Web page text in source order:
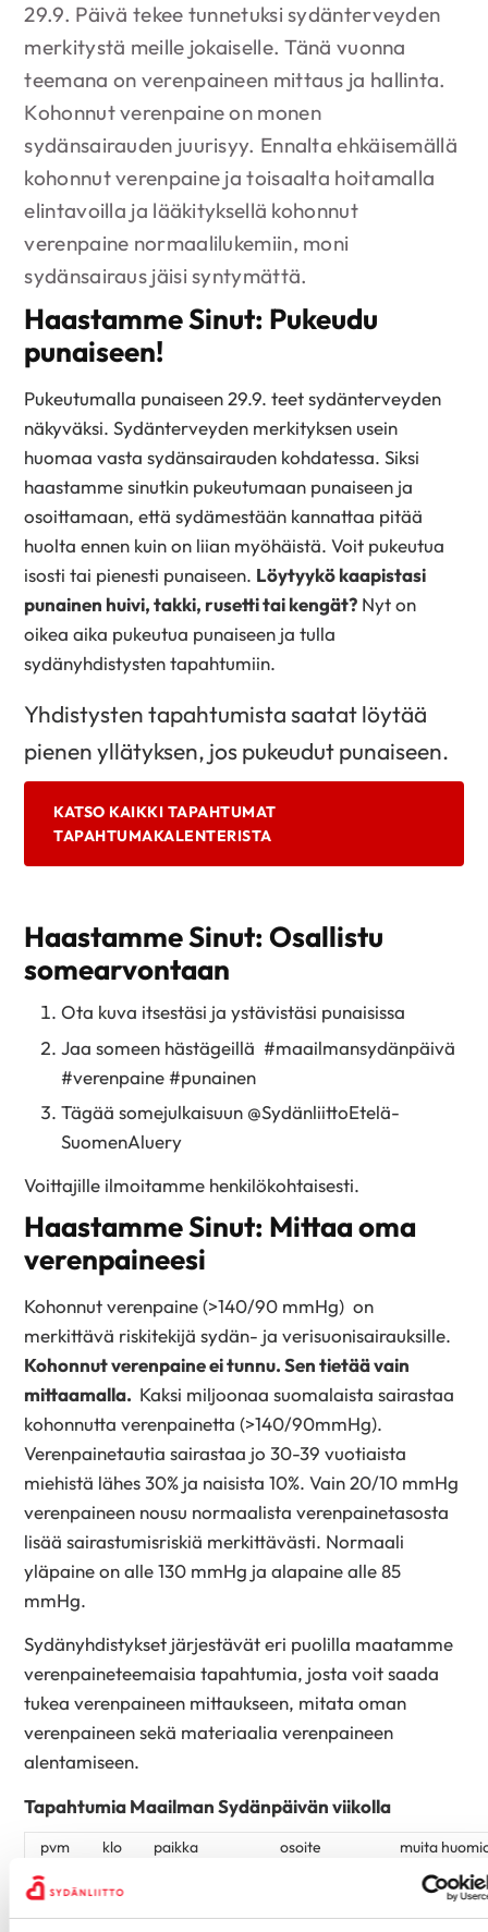
29.9. Päivä tekee tunnetuksi sydänterveyden
merkitystä meille jokaiselle. Tänä vuonna
teemana on verenpaineen mittaus ja hallinta.
Kohonnut verenpaine on monen
sydänsairauden juurisyy. Ennalta ehkäisemällä
kohonnut verenpaine ja toisaalta hoitamalla
elintavoilla ja lääkityksellä kohonnut
verenpaine normaalilukemiin, moni
sydänsairaus jäisi syntymättä.
Haastamme Sinut: Pukeudu
punaiseen!
Pukeutumalla punaiseen 29.9. teet sydänterveyden
näkyväksi. Sydänterveyden merkityksen usein
huomaa vasta sydänsairauden kohdatessa. Siksi
haastamme sinutkin pukeutumaan punaiseen ja
osoittamaan, että sydämestään kannattaa pitää
huolta ennen kuin on liian myöhäistä. Voit pukeutua
isosti tai pienesti punaiseen. Löytyykö kaapistasi
punainen huivi, takki, rusetti tai kengät? Nyt on
oikea aika pukeutua punaiseen ja tulla
sydänyhdistysten tapahtumiin.
Yhdistysten tapahtumista saatat löytää
pienen yllätyksen, jos pukeudut punaiseen.
KATSO KAIKKI TAPAHTUMAT
TAPAHTUMAKALENTERISTA
Haastamme Sinut: Osallistu
somearvontaan
Ota kuva itsestäsi ja ystävistäsi punaisissa
Jaa someen hästägeillä #maailmansydänpäivä
#verenpaine #punainen
Tägää somejulkaisuun @SydänliittoEtelä-
SuomenAluery
Voittajille ilmoitamme henkilökohtaisesti.
Haastamme Sinut: Mittaa oma
verenpaineesi
Kohonnut verenpaine (>140/90 mmHg) on
merkittävä riskitekijä sydän- ja verisuonisairauksille.
Kohonnut verenpaine ei tunnu. Sen tietää vain
mittaamalla. Kaksi miljoonaa suomalaista sairastaa
kohonnutta verenpainetta (>140/90mmHg).
Verenpainetautia sairastaa jo 30-39 vuotiaista
miehistä lähes 30% ja naisista 10%. Vain 20/10 mmHg
verenpaineen nousu normaalista verenpainetasosta
lisää sairastumisriskiä merkittävästi. Normaali
yläpaine on alle 130 mmHg ja alapaine alle 85
mmHg.
Sydänyhdistykset järjestävät eri puolilla maatamme
verenpaineteemaisia tapahtumia, josta voit saada
tukea verenpaineen mittaukseen, mitata oman
verenpaineen sekä materiaalia verenpaineen
alentamiseen.
Tapahtumia Maailman Sydänpäivän viikolla
pvm klo paikka osoite muita
29.9.
14